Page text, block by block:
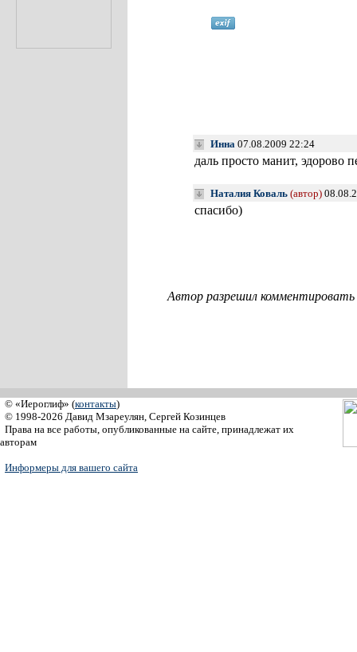
Инна 07.08.2009 22:24
даль просто манит, эдорово
Наталия Коваль (автор)
спасибо)
Автор разрешил
© «Иероглиф» (контакты)
© 1998-2026 Давид Мзареулян, Сергей Козинцев
Права на все работы, опубликованные на сайте, принадлежат их
авторам
Информеры для вашего сайта